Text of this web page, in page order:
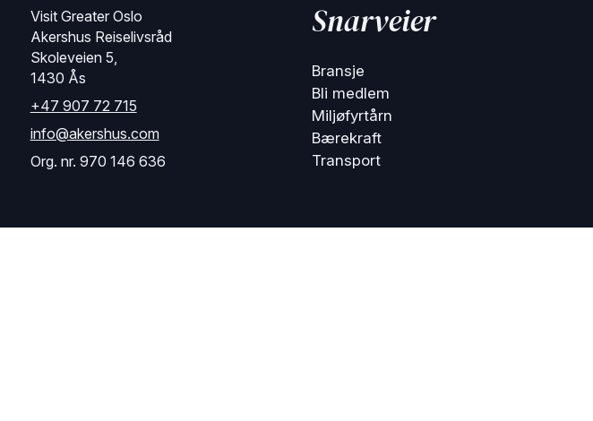
Visit Greater Oslo
Akershus Reiselivsråd
Skoleveien 5,
1430 Ås
+47 907 72 715
info@akershus.com
Org. nr. 970 146 636
Snarveier
Bransje
Bli medlem
Miljøfyrtårn
Bærekraft
Transport